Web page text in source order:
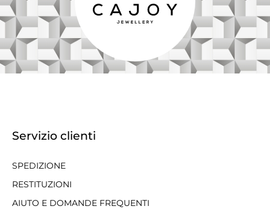
Servizio clienti
SPEDIZIONE
RESTITUZIONI
AIUTO E DOMANDE FREQUENTI